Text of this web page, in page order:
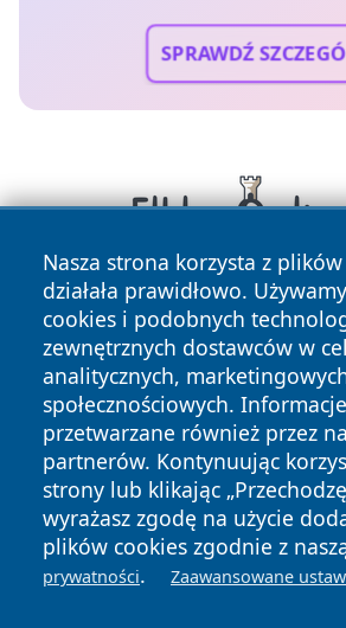
SPRAWDŹ
Nasza strona korzysta z
działała prawidłowo.
cookies i podobnych
zewnętrznych dostawców w
analitycznych,
społecznościowych.
przetwarzane również przez
partnerów. Kontynuując
strony lub klikając
wyrażasz zgodę na użycie
plików cookies zgodnie z
prywatności. Zaawansowane
Copyright © 2026 tomaszowonline.pl
zastrzeżone.
News Autorzy
Polityka
Prywatności